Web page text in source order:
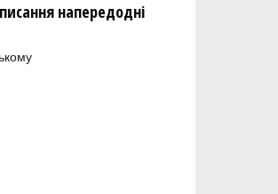
напередодні